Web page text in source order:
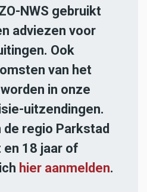
NWS gebruikt
adviezen voor
Ook
van het
in onze
uitzendingen.
de regio Parkstad
en 18 jaar of
hier aanmelden.